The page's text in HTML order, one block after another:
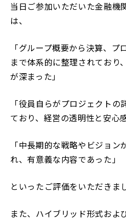
当日ご参加いただいた金融機
は、
「グループ概要から決算、プ
まで体系的に整理されており
が深まった」
「役員自らがプロジェクトの
ており、経営の透明性と安心
「中長期的な戦略やビジョン
れ、有意義な内容であった」
といったご評価をいただきま
また、ハイブリッド形式およ